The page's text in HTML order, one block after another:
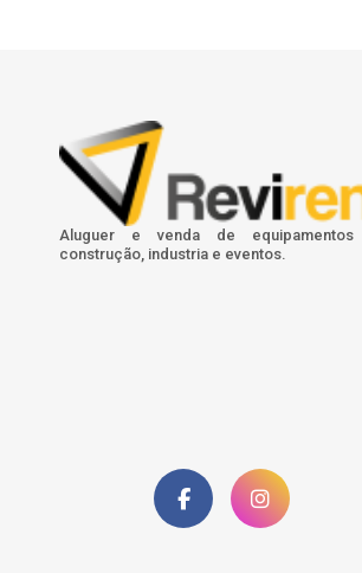
Aluguer e venda de equipamentos
construção, industria e eventos.